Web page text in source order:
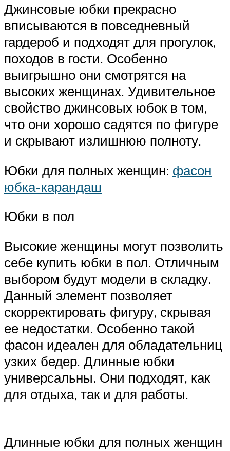
Джинсовые юбки прекрасно
вписываются в повседневный
гардероб и подходят для прогулок,
походов в гости. Особенно
выигрышно они смотрятся на
высоких женщинах. Удивительное
свойство джинсовых юбок в том,
что они хорошо садятся по фигуре
и скрывают излишнюю полноту.
Юбки для полных женщин: фасон
юбка-карандаш
Юбки в пол
Высокие женщины могут позволить
себе купить юбки в пол. Отличным
выбором будут модели в складку.
Данный элемент позволяет
скорректировать фигуру, скрывая
ее недостатки. Особенно такой
фасон идеален для обладательниц
узких бедер. Длинные юбки
универсальны. Они подходят, как
для отдыха, так и для работы.
Длинные юбки для полных женщин